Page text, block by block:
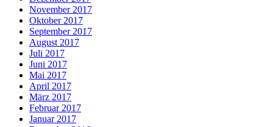
November 2017
Oktober 2017
September 2017
August 2017
Juli 2017
Juni 2017
Mai 2017
April 2017
März 2017
Februar 2017
Januar 2017